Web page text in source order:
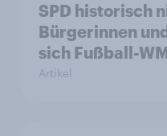
SPD historisch
Bürgerinnen
sich Fußball-
Artikel